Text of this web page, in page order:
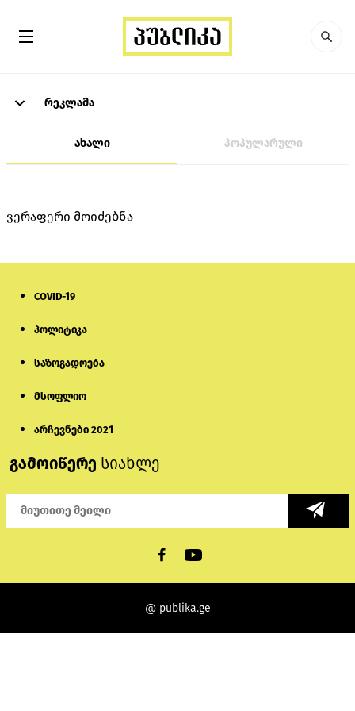
რეკლამა
ახალი პოპულარული
ვერაფერი მოიძებნა
COVID-19
პოლიტიკა
საზოგადოება
მსოფლიო
არჩევნები 2021
გამოიწერე სიახლე
@ publika.ge